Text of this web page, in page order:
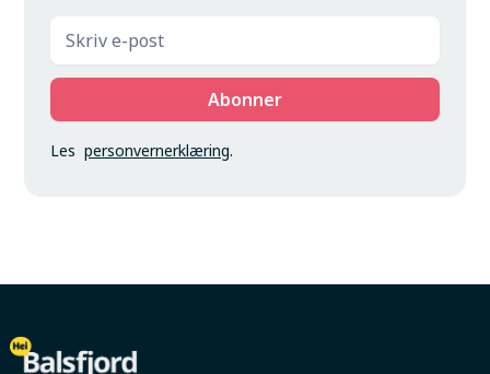
Lespersonvernerklæring.